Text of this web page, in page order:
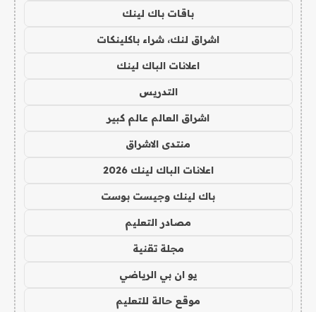
باقات باك لينك
اشراق لنك، شراء باكلينكات
اعلانات الباك لينك
التدريس
اشراق العالم عالم كبير
منتدى الاشراق
اعلانات الباك لينك 2026
باك لينك وجيست بوست
مصادر التعليم
مجلة تقنية
يو ان بي الرياضي
موقع حالة للتعليم